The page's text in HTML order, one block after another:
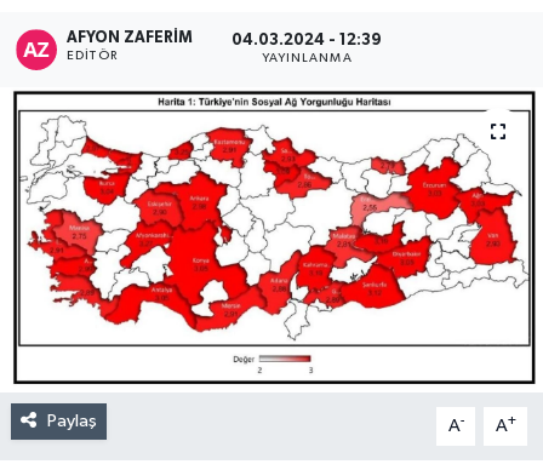
AFYON ZAFERİM
EDITÖR
04.03.2024 - 12:39
YAYINLANMA
Paylaş A- A+